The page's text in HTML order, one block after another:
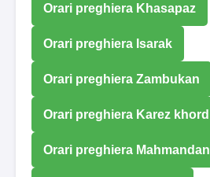
Orari preghiera Khasapaz
Orari preghiera Isarak
Orari preghiera Zambukan
Orari preghiera Karez khord
Orari preghiera Mahmandan